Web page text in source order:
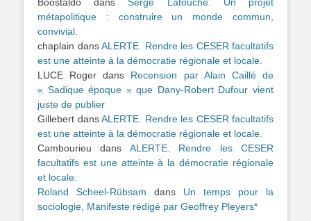
métapolitique : construire un monde commun,
convivial.
chaplain dansALERTE. Rendre les CESER facultatifs
est une atteinte à la démocratie régionale et locale.
LUCE Roger dans Recension par Alain Caillé de
« Sadique époque » que Dany-Robert Dufour vient
juste de publier
Gillebert dansALERTE. Rendre les CESER facultatifs
est une atteinte à la démocratie régionale et locale.
Cambourieu dans ALERTE. Rendre les CESER
facultatifs est une atteinte à la démocratie régionale
et locale.
Roland Scheel-Rübsam dans Un temps pour la
sociologie, Manifeste rédigé par Geoffrey Pleyers*